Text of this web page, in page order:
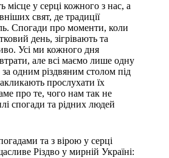
місце у серці кожного з нас, а
свят, де традиції
Спогади про моменти, коли
день, зігрівають та
Усі ми кожного дня
але всі маємо лише одну
одним різдвяним столом під
прослухати їх
про те, чого нам так не
спогади та рідних людей
та з вірою у серці
Різдво у мирній Україні: